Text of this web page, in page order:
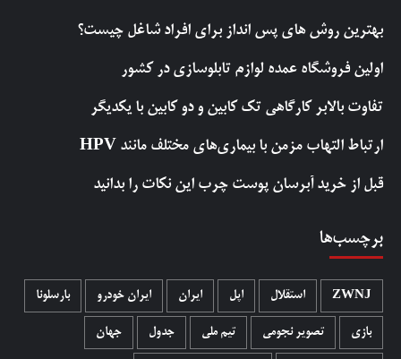
بهترین روش‌ های پس‌ انداز برای افراد شاغل چیست؟
اولین فروشگاه عمده لوازم تابلوسازی در کشور
تفاوت بالابر کارگاهی تک کابین و دو کابین با یکدیگر
ارتباط التهاب مزمن با بیماری‌های مختلف مانند HPV
قبل از خرید آبرسان پوست چرب این نکات را بدانید
برچسب‌ها
ZWNJ استقلال اپل ایران ایران خودرو بارسلونا
بازی تصویر نجومی تیم ملی جدول جهان